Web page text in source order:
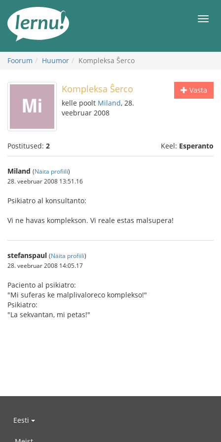
juurde
Foorum Huumor Kompleksa Ŝerco
Vasta
Kompleksa Ŝerco
kelle poolt Miland, 28.
veebruar 2008
Postitused: 2 Keel: Esperanto
Miland (Näita profiili)
28. veebruar 2008 13:51.16
Psikiatro al konsultanto:
Vi ne havas komplekson. Vi reale estas malsupera!
stefanspaul (Näita profiili)
28. veebruar 2008 14:05.17
Paciento al psikiatro:
"Mi suferas ke malplivaloreco komplekso!"
Psikiatro:
"La sekvantan, mi petas!"
Eesti